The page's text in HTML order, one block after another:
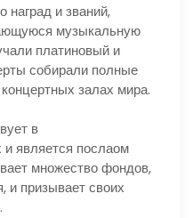
и званий,
музыкальную
платиновый и
собирали полные
залах мира.
в
и является послаом
множество фондов,
призывает своих